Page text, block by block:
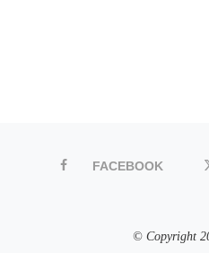
FACEBOOK
© Copyright